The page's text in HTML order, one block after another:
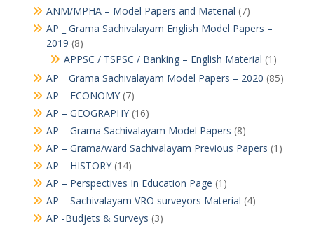
ANM/MPHA – Model Papers and Material (7)
AP _ Grama Sachivalayam English Model Papers –
2019 (8)
APPSC / TSPSC / Banking – English Material (1)
AP _ Grama Sachivalayam Model Papers – 2020 (85)
AP – ECONOMY(7)
AP – GEOGRAPHY(16)
AP – Grama Sachivalayam Model Papers (8)
AP – Grama/ward Sachivalayam Previous Papers (1)
AP – HISTORY(14)
AP – Perspectives In Education Page (1)
AP – Sachivalayam VRO surveyors Material (4)
AP -Budjets & Surveys (3)